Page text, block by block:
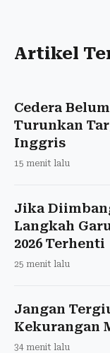
Artikel
Cedera
Turunkan
Inggris
15 menit lalu
Jika
Langkah
2026 Terhenti
25 menit lalu
Jangan
Kekurangan
34 menit lalu